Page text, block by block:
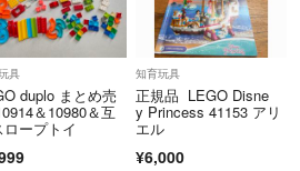
出して出品させていただいているため正規
いただいております。
商品は写真に写っているものがすべてにな
具
duplo まとめ売
＆10980＆互
ープトイ
知育玩具
正規品 LEGO Disne
y Princess 41153 アリ
エル
¥6,000